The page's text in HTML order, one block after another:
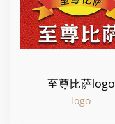
至尊比萨logo
logo